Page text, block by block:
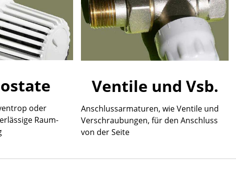
oder
Raum-
Ventile und Vsb.
Anschlussarmaturen, wie Ventile und
Verschraubungen, für den Anschluss
von der Seite